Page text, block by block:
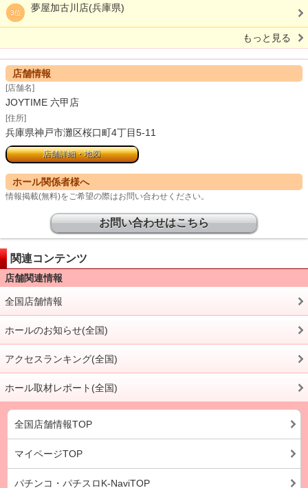
3位 夢屋加古川店(兵庫県)
もっと見る
店舗情報
[店舗名]
JOYTIME 六甲店
[住所]
兵庫県神戸市灘区桜口町4丁目5-11
店舗詳細・地図
ホール関係者様へ
情報掲載(無料)をご希望の際はお問い合わせください。
お問い合わせはこちら
関連コンテンツ
店舗関連情報
全国店舗情報
ホールのお知らせ(全国)
アクセスランキング(全国)
ホール取材レポート(全国)
全国店舗情報TOP
マイページTOP
パチンコ・パチスロK-NaviTOP